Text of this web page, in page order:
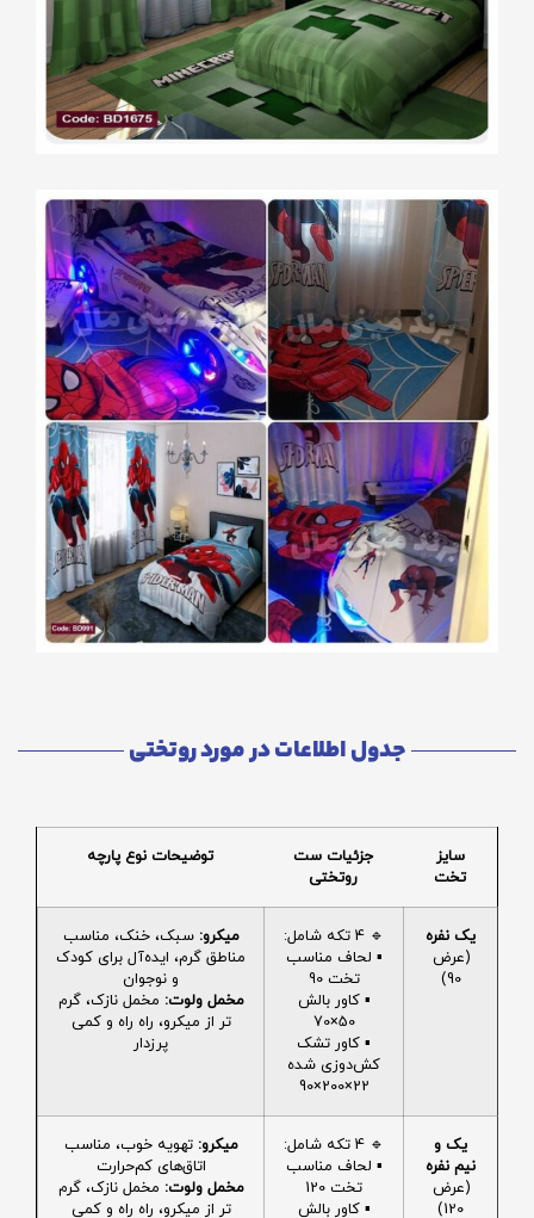
جدول اطلاعات در مورد روتختی
سایز
تخت
جزئیات ست
روتختی
توضیحات نوع پارچه
یک نفره
(عرض
90)
🔹 4 تکه شامل:
▪️ لحاف مناسب
تخت 90
▪️ کاور بالش
50×70
▪️ کاور تشک
کش‌دوزی شده
22×200×90
میکرو: سبک، خنک، مناسب
مناطق گرم، ایده‌آل برای کودک
و نوجوان
مخمل ولوت: مخمل نازک، گرم
تر از میکرو، راه راه و کمی
پرزدار
یک و
نیم نفره
(عرض
120)
🔹 4 تکه شامل:
▪️ لحاف مناسب
تخت 120
▪️ کاور بالش
میکرو: تهویه خوب، مناسب
اتاق‌های کم‌حرارت
مخمل ولوت: مخمل نازک، گرم
تر از میکرو، راه راه و کمی